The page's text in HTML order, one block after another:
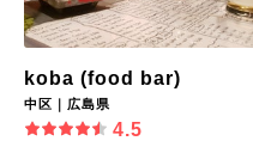
koba (food bar)
中区｜広島県
4.5